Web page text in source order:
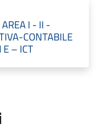
I - II -
CONTABILE
E – ICT